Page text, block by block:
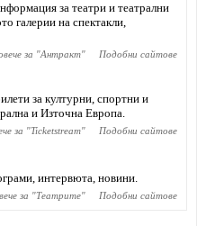
за театри и театрални
галерии на спектакли,
за "Антракт" Подобни сайтове
за културни, спортни и
и Източна Европа.
за "Ticketstream" Подобни сайтове
интервюта, новини.
за "Театрите" Подобни сайтове